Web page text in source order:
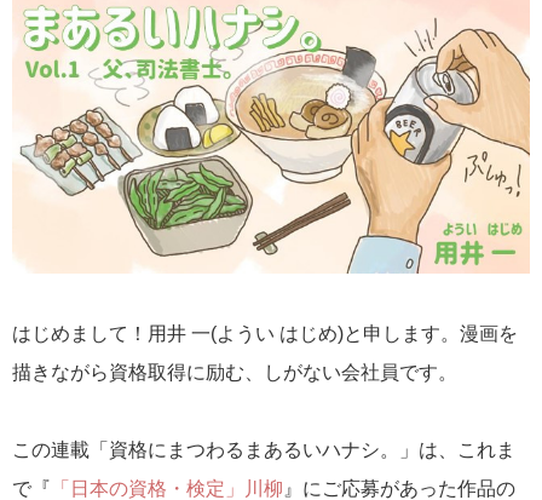
はじめまして！用井 一(ようい はじめ)と申します。漫画を
描きながら資格取得に励む、しがない会社員です。
この連載「資格にまつわるまあるいハナシ。」は、これま
で『 「日本の資格・検定」川柳 』にご応募があった作品の